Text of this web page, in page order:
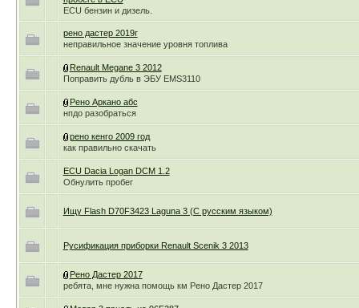
ECU бензин и дизель.
рено дастер 2019г
неправильное значение уровня топлива
Renault Megane 3 2012
Поправить дубль в ЭБУ EMS3110
Рено Аркано абс
нпдо разобраться
рено кенго 2009 год
как правильно скачать
ECU Dacia Logan DCM 1.2
Обнулить пробег
Ищу Flash D70F3423 Laguna 3 (С русским языком)
Русификация приборки Renault Scenik 3 2013
Рено Дастер 2017
ребята, мне нужна помощь км Рено Дастер 2017